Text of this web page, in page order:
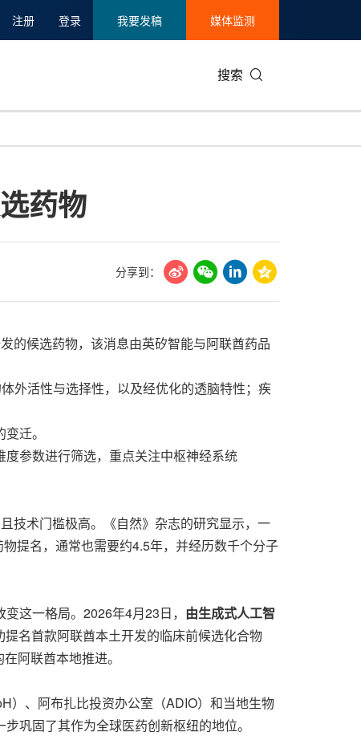
注册 登录 我要发稿 媒体监测
搜索
美国临床肿瘤学会(ASCO)
药物
分享到：
的候选药物，该消息由英矽智能与阿联酋药品
外活性与选择性，以及经优化的透脑特性；疾
迁。
参数进行筛选，重点关注中枢神经系统
技术门槛极高。《自然》杂志的研究显示，一
提名，通常也需要约4.5年，并经历数千个分子
这一格局。2026年4月23日， 由生成式人工智
名首款阿联酋本土开发的临床前候选化合物
阿联酋本地推进。
）、阿布扎比投资办公室（ADIO）和当地生物
巩固了其作为全球医药创新枢纽的地位。